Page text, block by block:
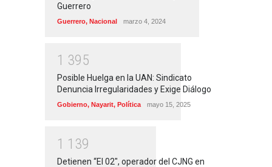
Guerrero
Guerrero, Nacional marzo 4, 2024
1 395
Posible Huelga en la UAN: Sindicato
Denuncia Irregularidades y Exige Diálogo
Gobierno, Nayarit, Política mayo 15, 2025
1 1 39
Detienen “El 02″, operador del CJNG en